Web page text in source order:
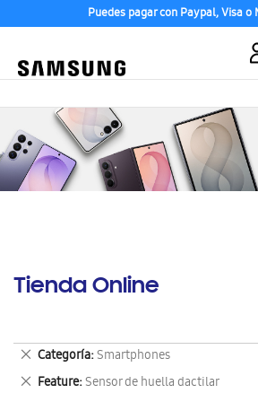
Puedes pagar con Paypal, Visa
Tienda Online
Categoría Smartphones
Eliminar
este
artículo
Feature Sensor de huella dactilar
Eliminar